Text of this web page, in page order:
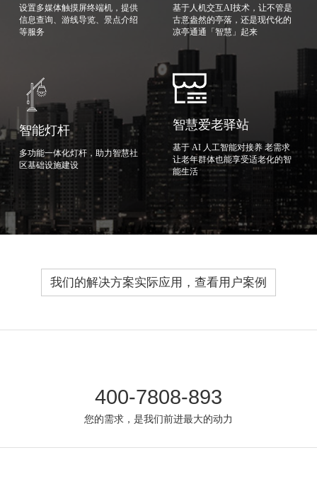
设置多媒体触摸屏终端机，提供
信息查询、游线导览、景点介绍
等服务
基于人机交互AI技术，让不管是
古意盎然的亭落，还是现代化的
凉亭通通「智慧」起来
智能灯杆
多功能一体化灯杆，助力智慧社
区基础设施建设
智慧爱老驿站
基于 AI 人工智能对接养 老需求
让老年群体也能享受适老化的智
能生活
我们的解决方案实际应用，查看用户案例
400-7808-893
您的需求，是我们前进最大的动力